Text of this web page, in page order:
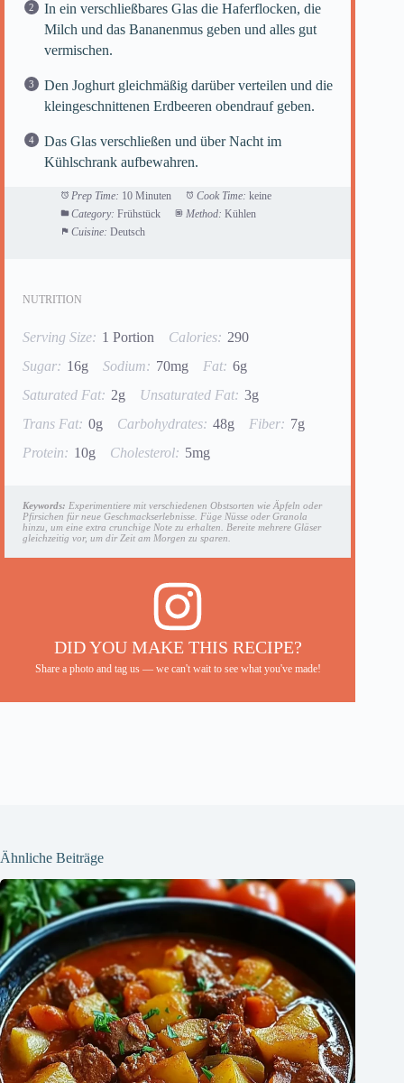
In ein verschließbares Glas die Haferflocken, die
Milch und das Bananenmus geben und alles gut
vermischen.
Den Joghurt gleichmäßig darüber verteilen und die
kleingeschnittenen Erdbeeren obendrauf geben.
Das Glas verschließen und über Nacht im
Kühlschrank aufbewahren.
Prep Time: 10 Minuten Cook Time: keine
Category: Frühstück Method: Kühlen
Cuisine: Deutsch
NUTRITION
Serving Size: 1 Portion Calories: 290
Sugar: 16g Sodium: 70mg Fat: 6g
Saturated Fat: 2g Unsaturated Fat: 3g
Trans Fat: 0g Carbohydrates: 48g Fiber: 7g
Protein: 10g Cholesterol: 5mg
Keywords: Experimentiere mit verschiedenen Obstsorten wie Äpfeln oder
Pfirsichen für neue Geschmackserlebnisse. Füge Nüsse oder Granola
hinzu, um eine extra crunchige Note zu erhalten. Bereite mehrere Gläser
gleichzeitig vor, um dir Zeit am Morgen zu sparen.
DID YOU MAKE THIS RECIPE?
Share a photo and tag us — we can't wait to see what you've made!
Ähnliche Beiträge